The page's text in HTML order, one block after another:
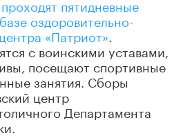
пятидневные
оздоровительно-
«Патриот»
с воинскими уставами,
посещают спортивные
занятия. Сборы
центр
Департамента